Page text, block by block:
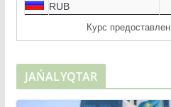
RUB
Курс предоставлен
JAŃALYQTAR